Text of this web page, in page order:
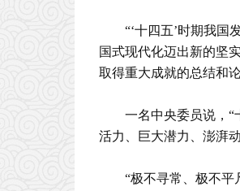
“‘十四五’时期我国
国式现代化迈出新的坚
取得重大成就的总结和
一名中央委员说，“
活力、巨大潜力、澎湃
“极不寻常、极不